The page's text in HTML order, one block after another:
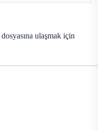
dosyasına ulaşmak için